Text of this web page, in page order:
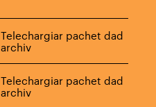
Telechargiar pachet dad
archiv
Telechargiar pachet dad
archiv